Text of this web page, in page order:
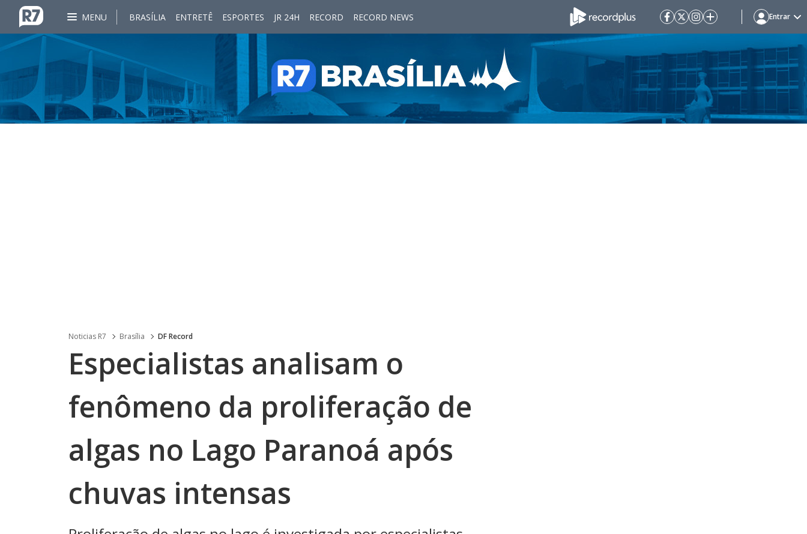
MENU BRASÍLIA ENTRETÊ ESPORTES JR 24H RECORD RECORD NEWS Entrar
Noticias R7 Brasília DF Record
Especialistas analisam o
fenômeno da proliferação de
algas no Lago Paranoá após
chuvas intensas